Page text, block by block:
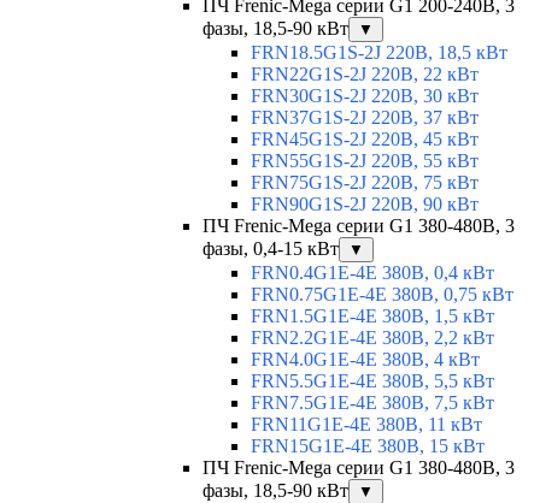
ПЧ Frenic-Mega серии G1 200-240В, 3
фазы, 18,5-90 кВт
▼
FRN18.5G1S-2J 220В, 18,5 кВт
FRN22G1S-2J 220В, 22 кВт
FRN30G1S-2J 220В, 30 кВт
FRN37G1S-2J 220В, 37 кВт
FRN45G1S-2J 220В, 45 кВт
FRN55G1S-2J 220В, 55 кВт
FRN75G1S-2J 220В, 75 кВт
FRN90G1S-2J 220В, 90 кВт
ПЧ Frenic-Mega серии G1 380-480В, 3
фазы, 0,4-15 кВт
▼
FRN0.4G1E-4E 380В, 0,4 кВт
FRN0.75G1E-4E 380В, 0,75 кВт
FRN1.5G1E-4E 380В, 1,5 кВт
FRN2.2G1E-4E 380В, 2,2 кВт
FRN4.0G1E-4E 380В, 4 кВт
FRN5.5G1E-4E 380В, 5,5 кВт
FRN7.5G1E-4E 380В, 7,5 кВт
FRN11G1E-4E 380В, 11 кВт
FRN15G1E-4E 380В, 15 кВт
ПЧ Frenic-Mega серии G1 380-480В, 3
фазы, 18,5-90 кВт
▼